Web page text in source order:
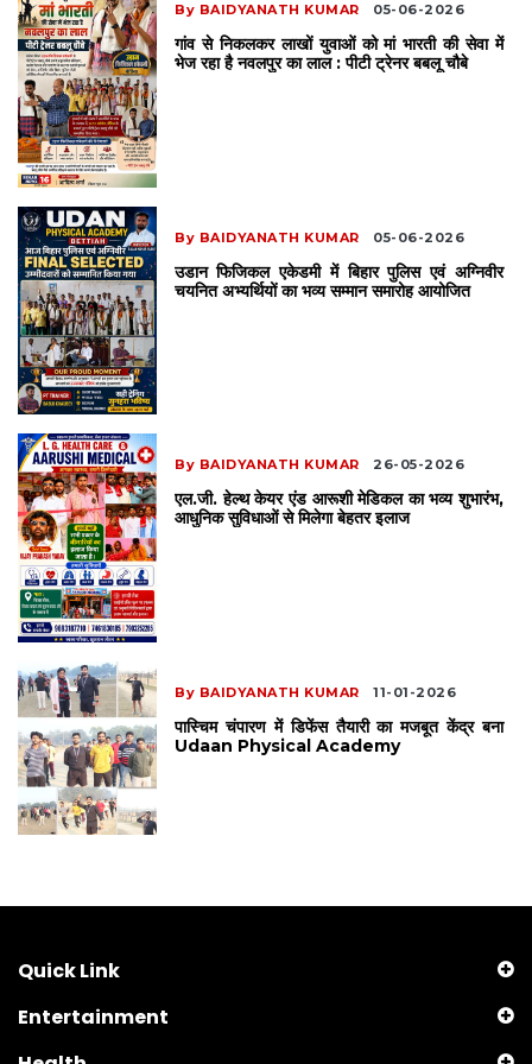
kiye हुए है। ये बिहार पुलिस, मधनिशेध, दरोगा , बिहार कॉन्स्टेबल, होमगार्ड आदि
अभ्यार्थी की ट्रेनिंग करते है। जिनको बहुत ही अच्छा उपाधि से नवाजा गया है , ( शेर –
ये– गांधी मैदान ) से । और ये इनके काबिल भी है। महिला अभ्यर्थियों को ट्रेनिंग देने का
काम सूरज सर का है । ये भी बहुत अनुभवी ट्रेनर में से एक हैं। इस एकेडमी का सुपर
मैन जिन्हे मास्टर ब्लास्टर mr बबलू सर के नाम से जाना जाता है । ये संस्थापक है
चाणक्य फिजिकल ट्रेनिंग सेंटर का । ये मेनली आर्मी🪖 ssc gd के अभ्यार्थी को
ट्रेनिंग देने का काम करते है ।यदि आप सोच रहे है की मैं फिजिकल की तैयारी करू तो
बेस्ट ऑप्शन है chanakya physical training centre patna. यदि
आप इनका एड्रेस जानना चाहते है तो वह है। बाजार समिति मैन गेट के सामने ।
जिनका मोबाइल नंबर है :– 9473363909 7492985039. वीडियो देखने के
लिए बगल वाला लिंक पर जाए । आपका बहुत बहुत धन्यवाद्,🙏💐💐
By BAIDYANATH KUMAR 05-06-2026
गांव से निकलकर लाखों युवाओं को मां भारती की सेवा में
भेज रहा है नवलपुर का लाल : पीटी ट्रेनर बबलू चौबे
By BAIDYANATH KUMAR 05-06-2026
उडान फिजिकल एकेडमी में बिहार पुलिस एवं अग्निवीर
चयनित अभ्यर्थियों का भव्य सम्मान समारोह आयोजित
By BAIDYANATH KUMAR 26-05-2026
एल.जी. हेल्थ केयर एंड आरूशी मेडिकल का भव्य शुभारंभ,
आधुनिक सुविधाओं से मिलेगा बेहतर इलाज
By BAIDYANATH KUMAR 11-01-2026
पास्चिम चंपारण में डिफेंस तैयारी का मजबूत केंद्र बना
Udaan Physical Academy
Quick Link
Entertainment